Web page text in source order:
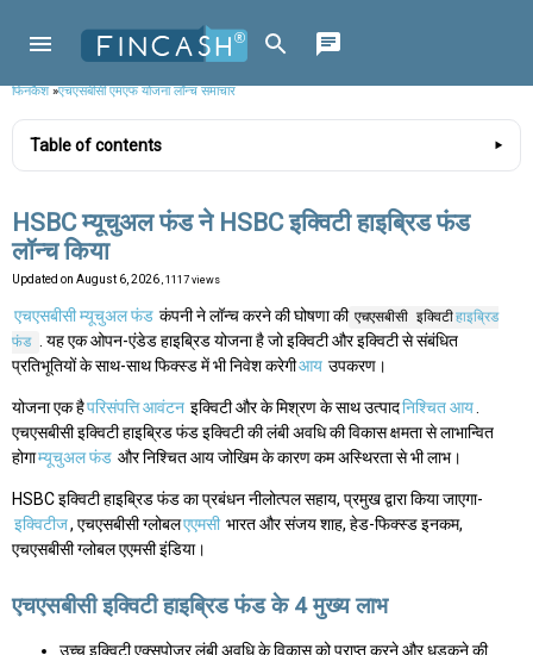
फिनकैश»एचएसबीसी एमएफ योजना लॉन्च समाचार
Table of contents
HSBC म्यूचुअल फंड ने HSBC इक्विटी हाइब्रिड फंड
लॉन्च किया
Updated on August 6, 2026 , 1117 views
एचएसबीसी म्यूचुअल फंड कंपनी ने लॉन्च करने की घोषणा की एचएसबीसी इक्विटीहाइब्रिड
फंड . यह एक ओपन-एंडेड हाइब्रिड योजना है जो इक्विटी और इक्विटी से संबंधित
प्रतिभूतियों के साथ-साथ फिक्स्ड में भी निवेश करेगीआय उपकरण।
योजना एक हैपरिसंपत्ति आवंटन इक्विटी और के मिश्रण के साथ उत्पादनिश्चित आय.
एचएसबीसी इक्विटी हाइब्रिड फंड इक्विटी की लंबी अवधि की विकास क्षमता से लाभान्वित
होगाम्यूचुअल फंड और निश्चित आय जोखिम के कारण कम अस्थिरता से भी लाभ।
HSBC इक्विटी हाइब्रिड फंड का प्रबंधन नीलोत्पल सहाय, प्रमुख द्वारा किया जाएगा-
इक्विटीज, एचएसबीसी ग्लोबलएएमसी भारत और संजय शाह, हेड-फिक्स्ड इनकम,
एचएसबीसी ग्लोबल एएमसी इंडिया।
एचएसबीसी इक्विटी हाइब्रिड फंड के 4 मुख्य लाभ
उच्च इक्विटी एक्सपोजर लंबी अवधि के विकास को प्राप्त करने और धड़कने की